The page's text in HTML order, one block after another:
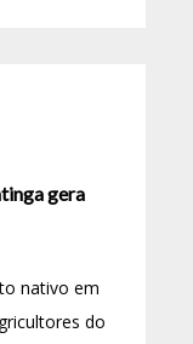
gera
nativo em
do